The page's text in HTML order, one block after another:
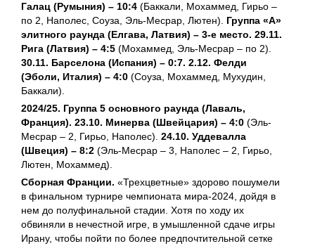
Галац (Румыния) – 10:4 (Баккали, Мохаммед, Гирьо –
по 2, Наполес, Соуза, Эль-Месрар, Лютен). Группа «А»
элитного раунда (Елгава, Латвия) – 3-е место. 29.11.
Рига (Латвия) – 4:5 (Мохаммед, Эль-Месрар – по 2).
30.11. Барселона (Испания) – 0:7. 2.12. Фелди
(Эболи, Италия) – 4:0 (Соуза, Мохаммед, Мухудин,
Баккали).
2024/25. Группа 5 основного раунда (Лаваль,
Франция). 23.10. Минерва (Швейцария) – 4:0 (Эль-
Месрар – 2, Гирьо, Наполес). 24.10. Уддевалла
(Швеция) – 8:2 (Эль-Месрар – 3, Наполес – 2, Гирьо,
Лютен, Мохаммед).
Сборная Франции. «Трехцветные» здорово пошумели
в финальном турнире чемпионата мира-2024, дойдя в
нем до полуфинальной стадии. Хотя по ходу их
обвиняли в нечестной игре, в умышленной сдаче игры
Ирану, чтобы пойти по более предпочтительной сетке